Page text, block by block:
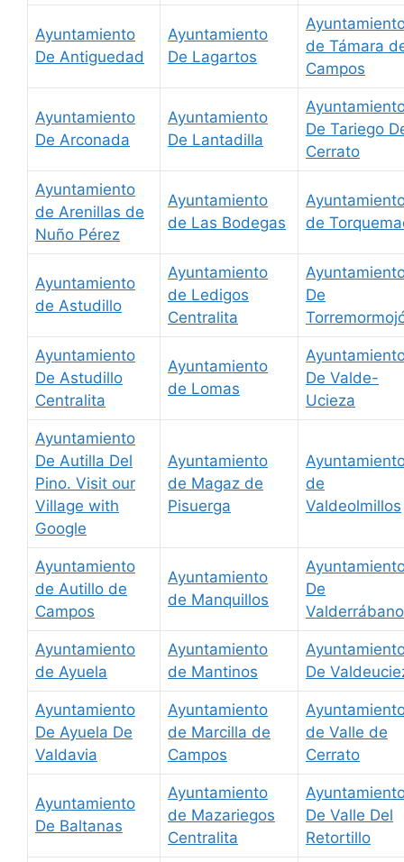
Ayuntamiento
De Antiguedad
Ayuntamiento
De Lagartos
de Támara
Campos
Ayuntamiento
De Arconada
Ayuntamiento
De Lantadilla
De Tariego
Cerrato
Ayuntamiento
de Arenillas de
Nuño Pérez
Ayuntamiento
de Las Bodegas
de
Ayuntamiento
de Astudillo
Ayuntamiento
de Ledigos
Centralita
De
Ayuntamiento
De Astudillo
Centralita
Ayuntamiento
de Lomas
De Valde-
Ucieza
Ayuntamiento
De Autilla Del
Pino. Visit our
Village with
Google
Ayuntamiento
de Magaz de
Pisuerga
de
Valdeolmillos
Ayuntamiento
de Autillo de
Campos
Ayuntamiento
de Manquillos
De
Valderrábano
Ayuntamiento
de Ayuela
Ayuntamiento
de Mantinos
De
Ayuntamiento
De Ayuela De
Valdavia
Ayuntamiento
de Marcilla de
Campos
de Valle de
Cerrato
Ayuntamiento
De Baltanas
Ayuntamiento
de Mazariegos
Centralita
De Valle Del
Retortillo